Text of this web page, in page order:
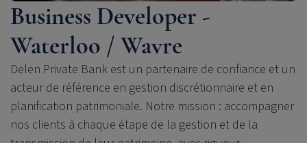
Business Developer -
Waterloo / Wavre
Delen Private Bank est un partenaire de confiance et un
acteur de référence en gestion discrétionnaire et en
planification patrimoniale. Notre mission : accompagner
nos clients à chaque étape de la gestion et de la